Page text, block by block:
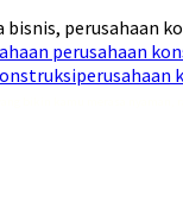
perusahaan
perusahaan
perusahaan